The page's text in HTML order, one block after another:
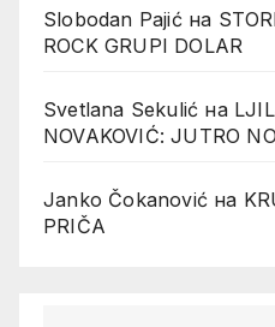
Slobodan Pajićна
ROCK GRUPI DOLAR
Svetlana Sekulić на
NOVAKOVIĆ: JUTRO
Janko Čokanović на
PRIČA